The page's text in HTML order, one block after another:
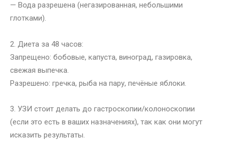
— Вода разрешена (негазированная, небольшими
глотками).
2. Диета за 48 часов:
Запрещено: бобовые, капуста, виноград, газировка,
свежая выпечка.
Разрешено: гречка, рыба на пару, печёные яблоки.
3. УЗИ стоит делать до гастроскопии/колоноскопии
(если это есть в ваших назначениях), так как они могут
исказить результаты.